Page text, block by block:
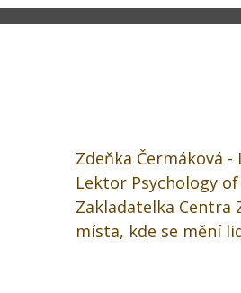
Zdeňka Čermáková -
Lektor Psychology
Zakladatelka Centra
místa, kde se mění